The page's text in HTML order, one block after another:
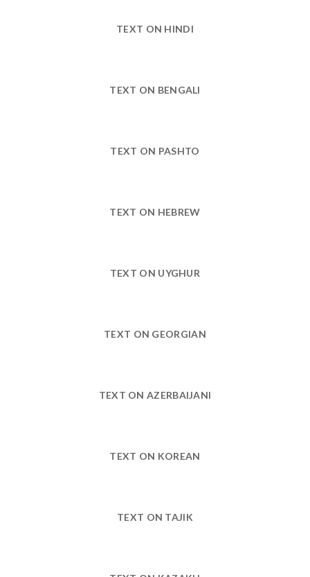
TEXT ON HINDI
TEXT ON BENGALI
TEXT ON PASHTO
TEXT ON HEBREW
TEXT ON UYGHUR
TEXT ON GEORGIAN
TEXT ON AZERBAIJANI
TEXT ON KOREAN
TEXT ON TAJIK